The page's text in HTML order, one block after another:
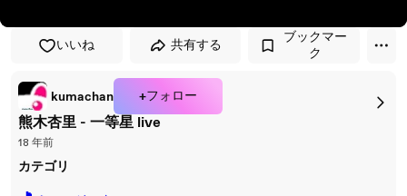
いいね 共有する
ブックマー
ク
kumachan +フォロー
熊木杏里 - 一等星 live
18 年前
カテゴリ